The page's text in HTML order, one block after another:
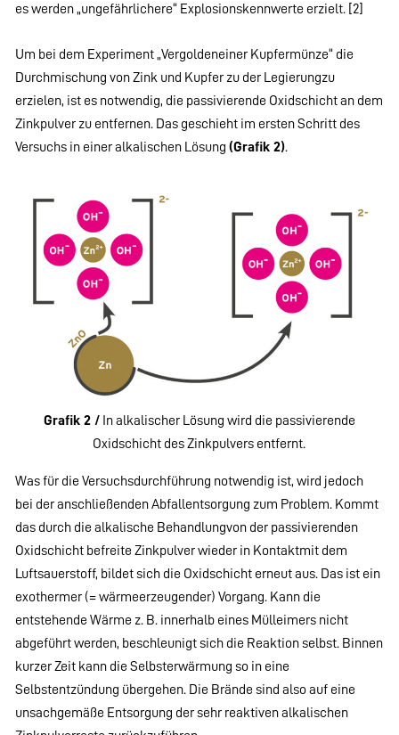
es werden „ungefährlichere“ Explosionskennwerte erzielt. [2]
Um bei dem Experiment „Vergoldeneiner Kupfermünze“ die
Durchmischung von Zink und Kupfer zu der Legierungzu
erzielen, ist es notwendig, die passivierende Oxidschicht an dem
Zinkpulver zu entfernen. Das geschieht im ersten Schritt des
Versuchs in einer alkalischen Lösung(Grafik 2).
Grafik 2 /In alkalischer Lösung wird die passivierende
Oxidschicht des Zinkpulvers entfernt.
Was für die Versuchsdurchführung notwendig ist, wird jedoch
bei der anschließenden Abfallentsorgung zum Problem. Kommt
das durch die alkalische Behandlungvon der passivierenden
Oxidschicht befreite Zinkpulver wieder in Kontaktmit dem
Luftsauerstoff, bildet sich die Oxidschicht erneut aus. Das ist ein
exothermer (= wärmeerzeugender) Vorgang. Kann die
entstehende Wärme z. B. innerhalb eines Mülleimers nicht
abgeführt werden, beschleunigt sich die Reaktion selbst. Binnen
kurzer Zeit kann die Selbsterwärmung so in eine
Selbstentzündung übergehen. Die Brände sind also auf eine
unsachgemäße Entsorgung der sehr reaktiven alkalischen